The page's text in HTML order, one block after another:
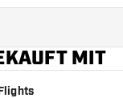
MIT